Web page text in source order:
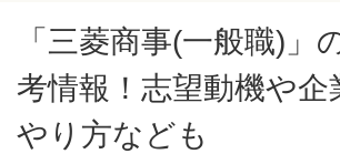
「三菱商事(一般職)」
考情報！志望動機や企
やり方なども